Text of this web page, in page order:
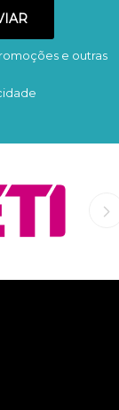
e outras